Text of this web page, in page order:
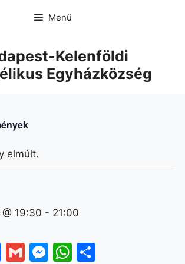
Menü
Kelenföldi
Egyházközség
elmúlt.
19:30 - 21:00
F G M W